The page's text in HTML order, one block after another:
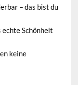
– das bist du
Schönheit
keine